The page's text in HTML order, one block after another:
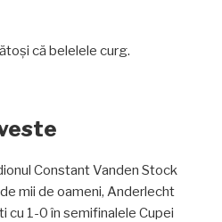
că belelele curg.
Constant Vanden Stock
mii de oameni, Anderlecht
cu 1-0 în semifinalele Cupei